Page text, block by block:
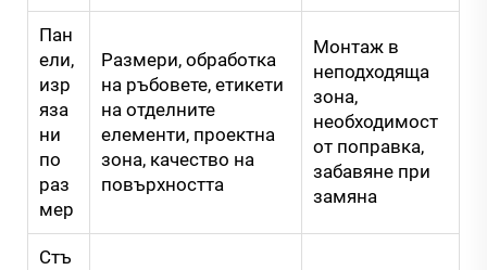
Пан
ели,
изр
яза
ни
по
раз
мер
Размери, обработка
на ръбовете, етикети
на отделните
елементи, проектна
зона, качество на
повърхността
Монтаж в
неподходяща
зона,
необходимост
от поправка,
забавяне при
замяна
Стъ